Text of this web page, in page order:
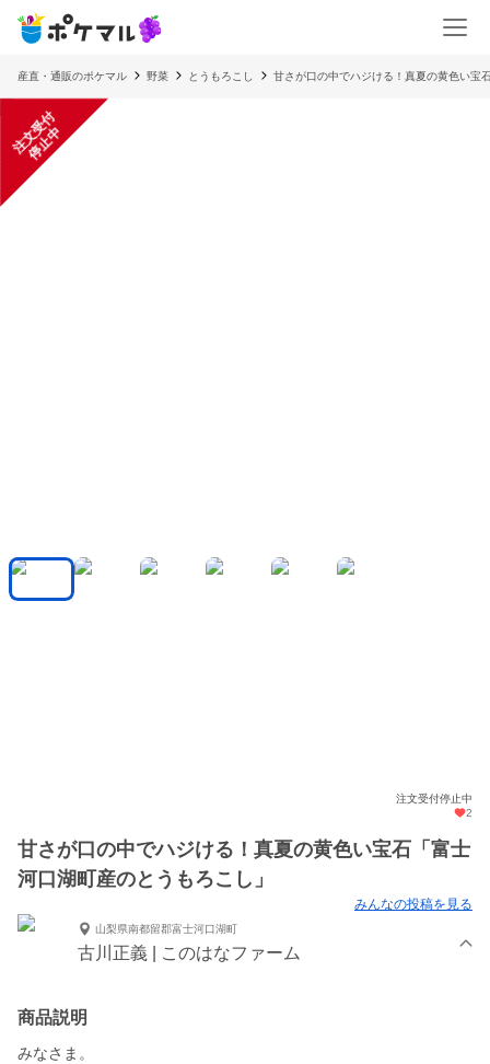
産直・通販のポケマル 野菜 とうもろこし 甘さが口の中でハジける！真夏の黄色い宝
注
文
受
付
停
止
中
注文受付停止中
2
甘さが口の中でハジける！真夏の黄色い宝石「富士
河口湖町産のとうもろこし」
みんなの投稿を見る
山梨県南都留郡富士河口湖町
古川正義 | このはなファーム
商品説明
みなさま。